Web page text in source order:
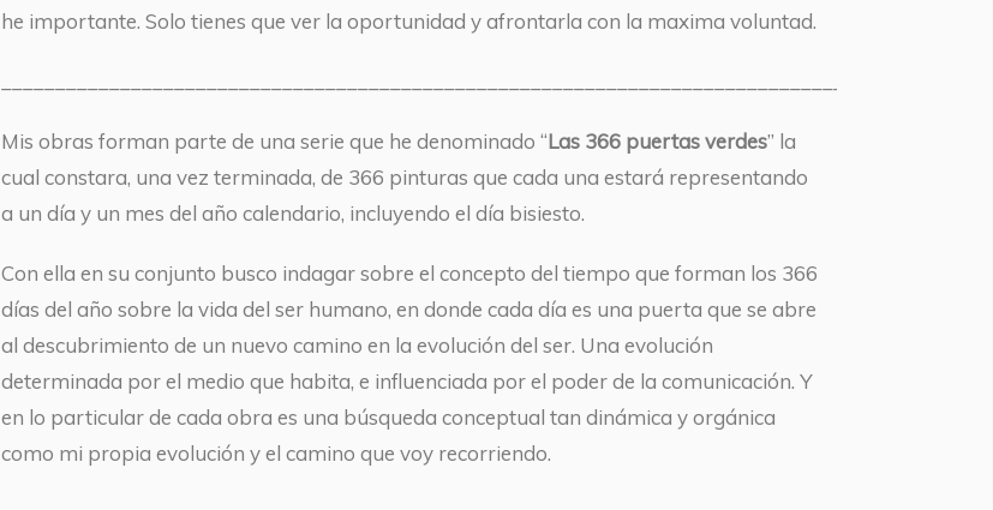
he importante. Solo tienes que ver la oportunidad y afrontarla con la maxima voluntad.
Mis obras forman parte de una serie que he denominado “Las 366 puertas verdes” la
cual constara, una vez terminada, de 366 pinturas que cada una estará representando
a un día y un mes del año calendario, incluyendo el día bisiesto.
Con ella en su conjunto busco indagar sobre el concepto del tiempo que forman los 366
días del año sobre la vida del ser humano, en donde cada día es una puerta que se abre
al descubrimiento de un nuevo camino en la evolución del ser. Una evolución
determinada por el medio que habita, e influenciada por el poder de la comunicación. Y
en lo particular de cada obra es una búsqueda conceptual tan dinámica y orgánica
como mi propia evolución y el camino que voy recorriendo.